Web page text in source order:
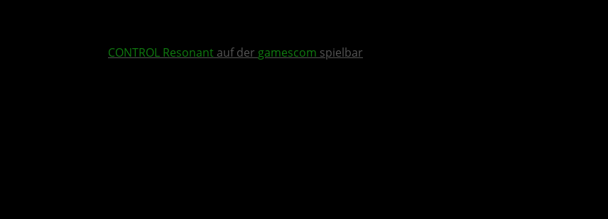
CONTROL Resonant auf der gamescom spielbar